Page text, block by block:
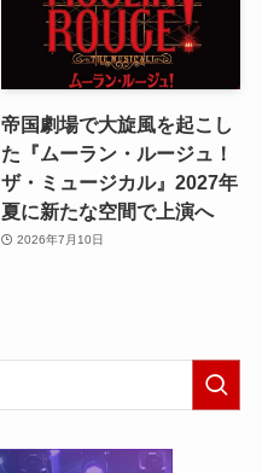
帝国劇場で大旋風を起こし
た『ムーラン・ルージュ！
ザ・ミュージカル』2027年
夏に新たな空間で上演へ
2026年7月10日